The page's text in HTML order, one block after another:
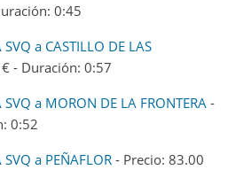
0:45
a CASTILLO DE LAS
- Duración: 0:57
SVQ a MORON DE LA FRONTERA -
0:52
SVQ a PEÑAFLOR - Precio: 83.00